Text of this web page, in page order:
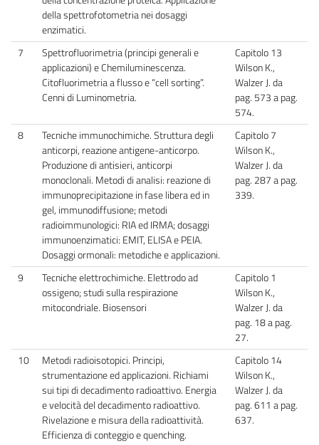
della spettrofotometria nei dosaggi
enzimatici.
7
Spettrofluorimetria (principi generali e
applicazioni) e Chemiluminescenza.
Citofluorimetria a flusso e “cell sorting”.
Cenni di Luminometria.
Capitolo 13
Wilson K.,
Walzer J. da
pag. 573 a pag.
574.
8
Tecniche immunochimiche. Struttura degli
anticorpi, reazione antigene-anticorpo.
Produzione di antisieri, anticorpi
monoclonali. Metodi di analisi: reazione di
immunoprecipitazione in fase libera ed in
gel, immunodiffusione; metodi
radioimmunologici: RIA ed IRMA; dosaggi
immunoenzimatici: EMIT, ELISA e PEIA.
Dosaggi ormonali: metodiche e applicazioni.
Capitolo 7
Wilson K.,
Walzer J. da
pag. 287 a pag.
339.
9
Tecniche elettrochimiche. Elettrodo ad
ossigeno; studi sulla respirazione
mitocondriale. Biosensori
Capitolo 1
Wilson K.,
Walzer J. da
pag. 18 a pag.
27.
10
Metodi radioisotopici. Principi,
strumentazione ed applicazioni. Richiami
sui tipi di decadimento radioattivo. Energia
e velocità del decadimento radioattivo.
Rivelazione e misura della radioattività.
Efficienza di conteggio e quenching.
Capitolo 14
Wilson K.,
Walzer J. da
pag. 611 a pag.
637.